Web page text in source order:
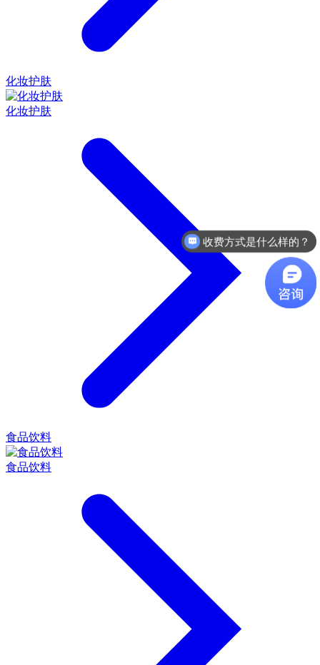
化妆护肤
化妆护肤
食品饮料
食品饮料
收费方式是什么样的？